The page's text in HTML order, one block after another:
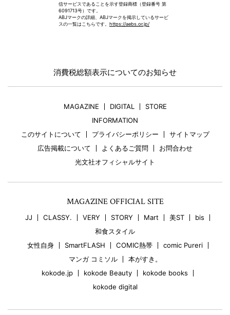
信サービスであることを示す登録商標（登録番号 第
6091713号）です。
ABJマークの詳細、ABJマークを掲示しているサービ
スの一覧はこちらです。 https://aebs.or.jp/
消費税総額表示についてのお知らせ
MAGAZINE DIGITAL
STORE
INFORMATION
このサイトについて
プライバシーポリシー
サイトマップ
広告掲載について
よくあるご質問
お問合わせ
光文社オフィシャルサイト
MAGAZINE OFFICIAL SITE
JJ CLASSY. VERY STORY Mart 美ST
bis
和食スタイル
女性自身
SmartFLASH COMIC熱帯
comic Pureri
マンガ コミソル
本がすき。
kokode.jp
kokode Beauty
kokode books
kokode digital